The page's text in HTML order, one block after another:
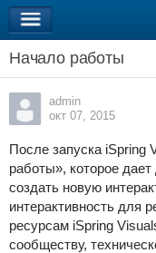
Начало работы
admin
окт 07, 2015
После запуска iSpring
работы», которое
создать новую
интерактивность для
ресурсам iSpring
сообществу,